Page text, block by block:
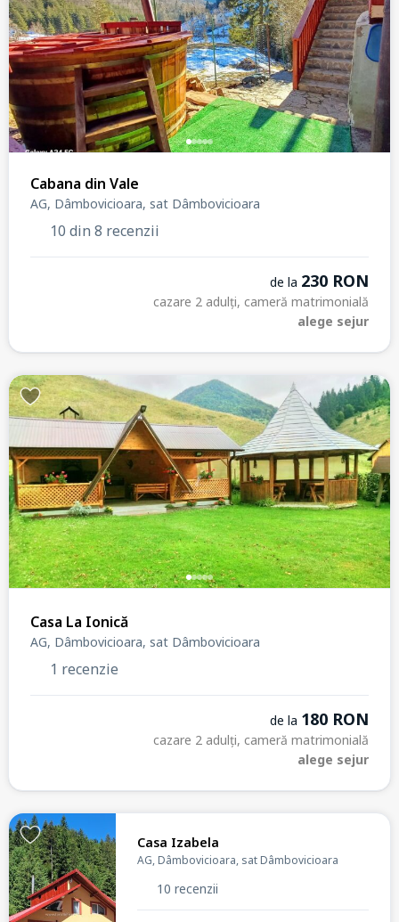
Cabana din Vale
AG, Dâmbovicioara, sat Dâmbovicioara
10 din 8 recenzii
de la 230 RON
cazare 2 adulți, cameră matrimonială
alege sejur
Casa La Ionică
AG, Dâmbovicioara, sat Dâmbovicioara
1 recenzie
de la 180 RON
cazare 2 adulți, cameră matrimonială
alege sejur
Casa Izabela
AG, Dâmbovicioara, sat Dâmbovicioara
10 recenzii